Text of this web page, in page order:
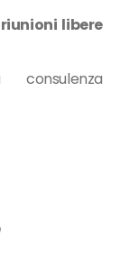
libere